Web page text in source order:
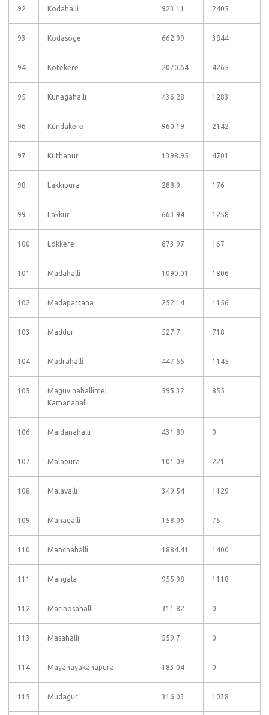
92 Kodahalli 923.11 2405
93 Kodasoge 662.99 3844
94 Kotekere 2070.64 4265
95 Kunagahalli 436.28 1283
96 Kundakere 960.19 2142
97 Kuthanur 1398.95 4701
98 Lakkipura 288.9 176
99 Lakkur 663.94 1258
100 Lokkere 673.97 167
101 Madahalli 1090.01 1806
102 Madapattana 252.14 1156
103 Maddur 527.7 718
104 Madrahalli 447.55 1145
105
Maguvinahallimel
Kamanahalli
595.32 855
106 Maidanahalli 431.89 0
107 Malapura 101.09 221
108 Malavalli 349.54 1129
109 Managalli 158.06 75
110 Manchahalli 1884.41 1400
111 Mangala 955.98 1118
112 Marihosahalli 311.82 0
113 Masahalli 559.7 0
114 Mayanayakanapura 183.04 0
115 Mudagur 316.03 1038